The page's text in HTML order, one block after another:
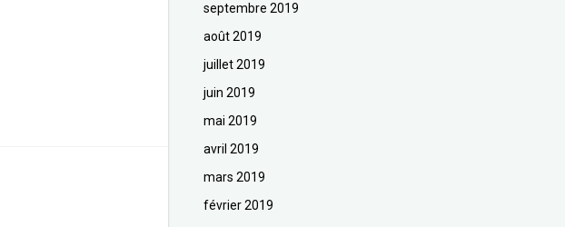
septembre 2019
août 2019
juillet 2019
juin 2019
mai 2019
avril 2019
mars 2019
février 2019